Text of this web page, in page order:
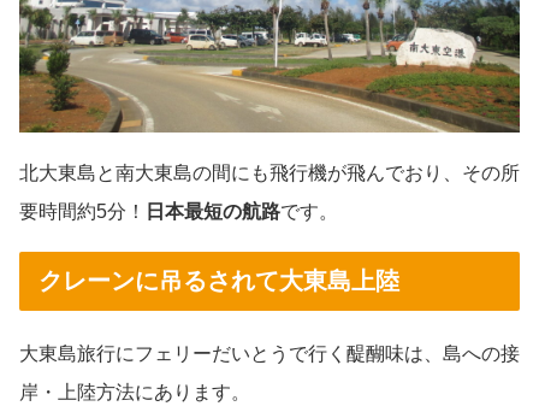
北大東島と南大東島の間にも飛行機が飛んでおり、その所
要時間約5分！
日本最短の航路です。
クレーンに吊るされて大東島上陸
大東島旅行にフェリーだいとうで行く醍醐味は、島への接
岸・上陸方法にあります。